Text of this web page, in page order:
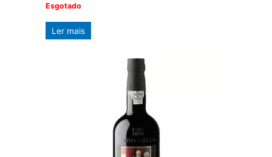
Esgotado
Ler mais